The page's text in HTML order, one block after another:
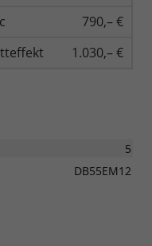
790,– €
1.030,– €
5
DB55EM12